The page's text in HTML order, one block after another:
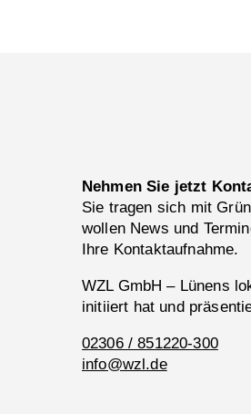
Nehmen Sie jetzt
Sie tragen sich mit
wollen News und
Ihre Kontaktaufnahme.
WZL GmbH – Lünens
initiiert hat und
02306 / 851220-300
info@wzl.de